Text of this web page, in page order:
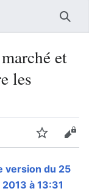
et
les
Suivre
version du 25
à 13:31